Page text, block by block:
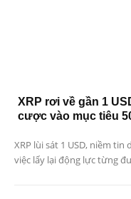
XRP rơi về gần 1
cược vào mục tiêu
XRP lùi sát 1 USD, niềm
việc lấy lại động lực từng